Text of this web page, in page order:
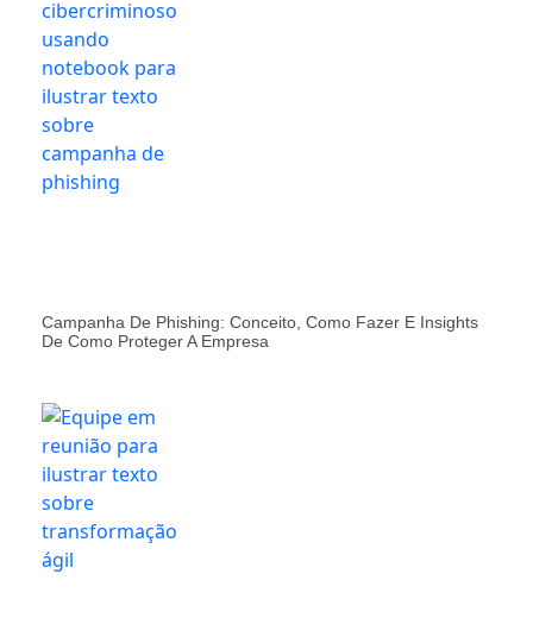
Campanha De Phishing: Conceito, Como Fazer E Insights
De Como Proteger A Empresa